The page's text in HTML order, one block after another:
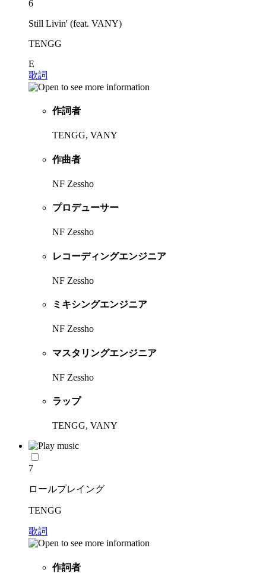
6
Still Livin' (feat. VANY)
TENGG
E
歌詞
作詞者
TENGG, VANY
作曲者
NF Zessho
プロデューサー
NF Zessho
レコーディングエンジニア
NF Zessho
ミキシングエンジニア
NF Zessho
マスタリングエンジニア
NF Zessho
ラップ
TENGG, VANY
7
ロールプレイング
TENGG
歌詞
作詞者